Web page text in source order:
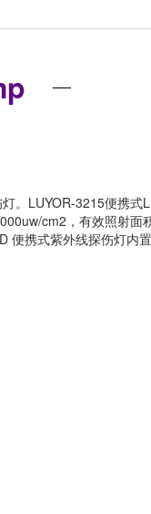
。LUYOR-3215便携式
cm2，有效照射面
便携式紫外线探伤灯内